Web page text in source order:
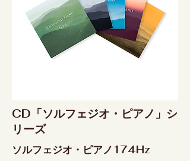
CD「ソルフェジオ・ピアノ」シ
リーズ
ソルフェジオ・ピアノ174Hz